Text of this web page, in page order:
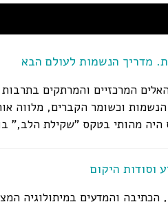
מדריך הנשמות לעולם הבא
המרכזיים והמרתקים
וכשומר הקברים, מלווה
היה מהותי בטקס "שקילת הלב,"
וסודות היקום
והמדעים במיתולוגיה